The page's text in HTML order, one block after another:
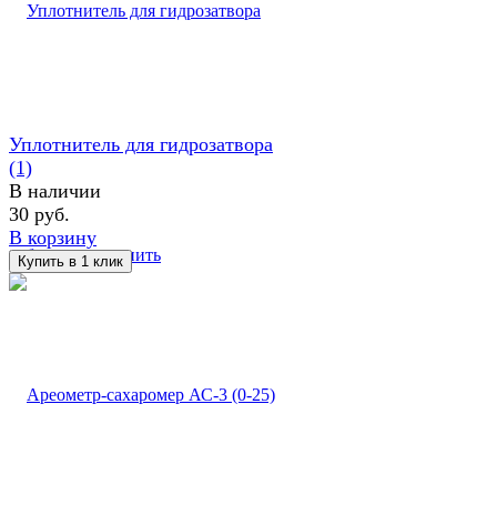
избранное сравнить
Уплотнитель для гидрозатвора
(1)
В наличии
30 руб.
В корзину